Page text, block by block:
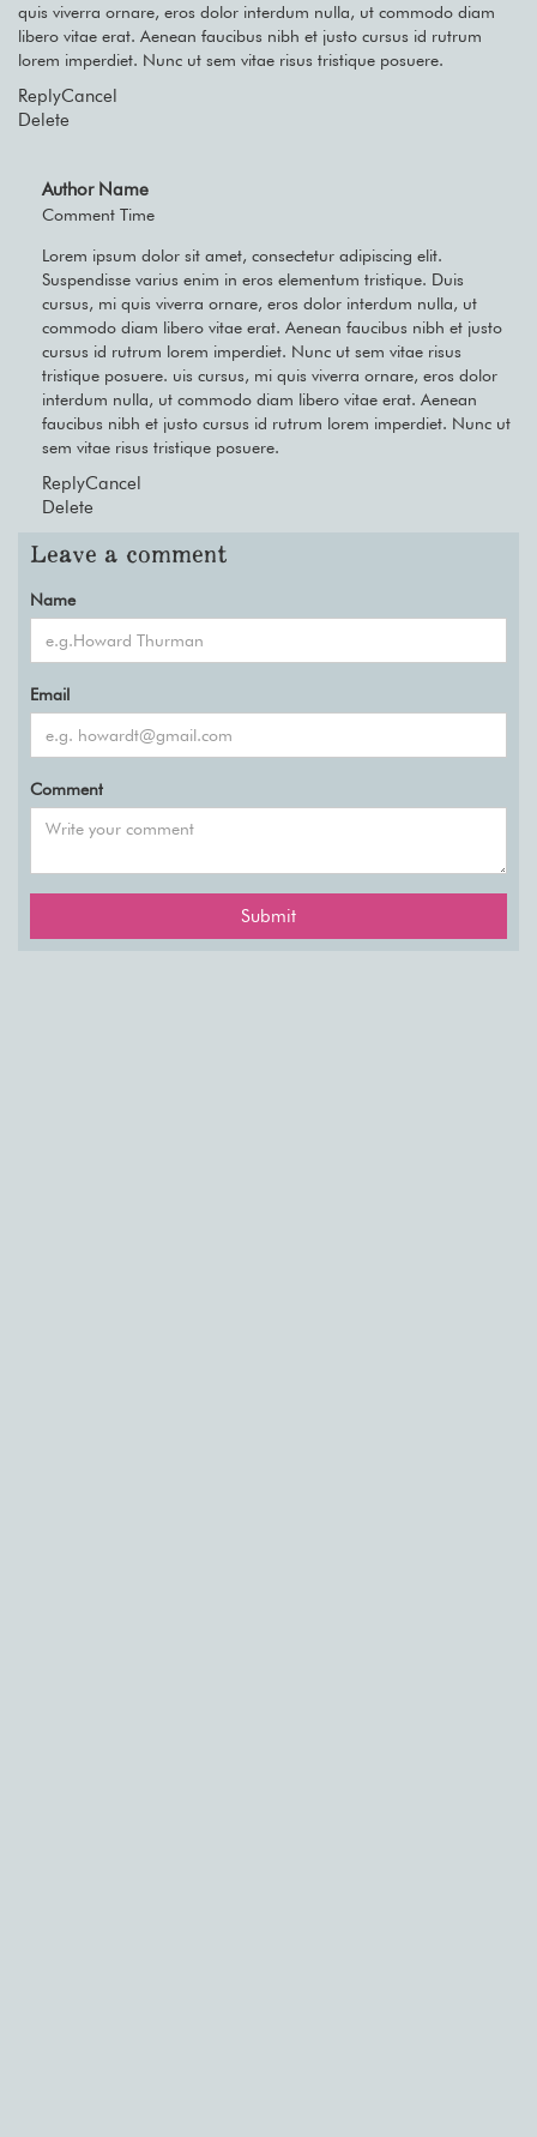
quis viverra ornare, eros dolor interdum nulla, ut commodo diam
libero vitae erat. Aenean faucibus nibh et justo cursus id rutrum
lorem imperdiet. Nunc ut sem vitae risus tristique posuere.
ReplyCancel
Delete
Author Name
Comment Time
Lorem ipsum dolor sit amet, consectetur adipiscing elit.
Suspendisse varius enim in eros elementum tristique. Duis
cursus, mi quis viverra ornare, eros dolor interdum nulla, ut
commodo diam libero vitae erat. Aenean faucibus nibh et justo
cursus id rutrum lorem imperdiet. Nunc ut sem vitae risus
tristique posuere. uis cursus, mi quis viverra ornare, eros dolor
interdum nulla, ut commodo diam libero vitae erat. Aenean
faucibus nibh et justo cursus id rutrum lorem imperdiet. Nunc ut
sem vitae risus tristique posuere.
ReplyCancel
Delete
Leave a comment
Name
Email
Comment
Submit